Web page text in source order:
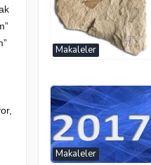
Makaleler
Makaleler